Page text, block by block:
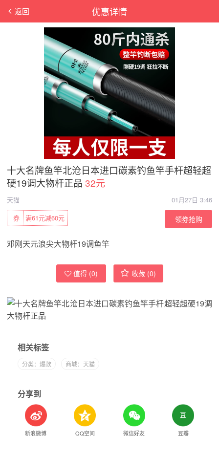
优惠详情
返回
十大名牌鱼竿北沧日本进口碳素钓鱼竿手杆超轻超
硬19调大物杆正品 32元
天猫
01月27日 3:46
满61元减60元
券 领券抢购
邓刚天元浪尖大物杆19调鱼竿
值得 (0) 收藏 (0)
相关标签
分类：爆款 商城：天猫
分享到
新浪微博 QQ空间 微信好友 豆瓣